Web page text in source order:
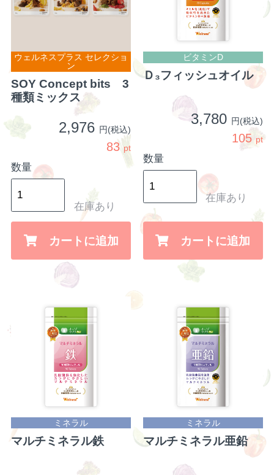
ウェルネスプラス セレクショ
ン
SOY Concept bits 3
種類ミックス
2,976 円(税込)
83pt
数量
在庫あり
カートに追加
ビタミンD
Ｄ₃フィッシュオイル
3,780 円(税込)
105 pt
数量
在庫あり
カートに追加
ミネラル
マルチミネラル鉄
ミネラル
マルチミネラル亜鉛
お買い物を続ける カートへ進む